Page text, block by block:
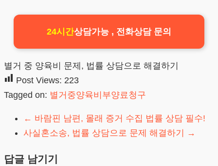
24시간상담가능 , 전화상담 문의
별거 중 양육비 문제, 법률 상담으로 해결하기
Post Views: 223
Tagged on: 별거중양육비부양료청구
← 바람핀 남편, 몰래 증거 수집 법률 상담 필수!
사실혼소송, 법률 상담으로 문제 해결하기
→
답글 남기기